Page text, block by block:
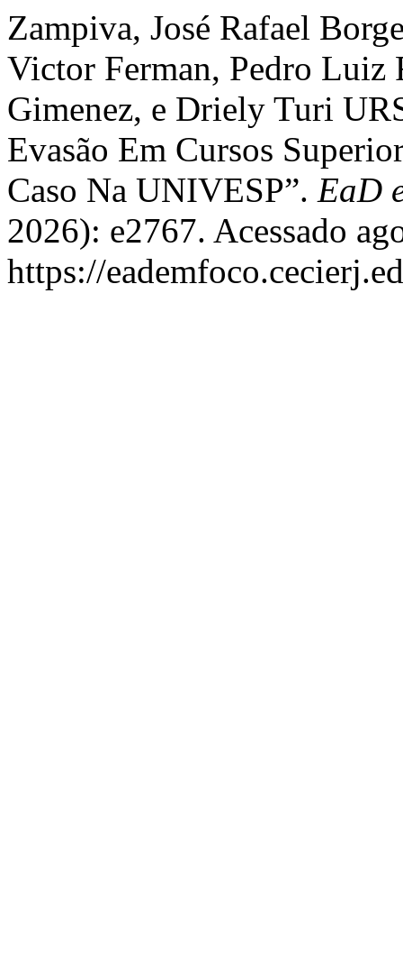
Zampiva, José Rafael
Victor Ferman, Pedro Luiz
Gimenez, e Driely Turi
Evasão Em Cursos
Caso Na UNIVESP”. EaD
2026): e2767. Acessado
https://